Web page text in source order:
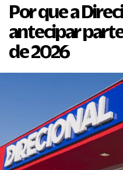
Por que a
antecipar
de 2026